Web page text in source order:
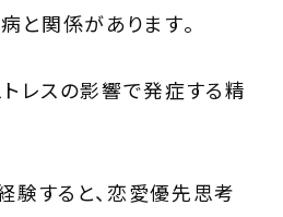
と関係があります。
レスの影響で発症する精
験すると、恋愛優先思考